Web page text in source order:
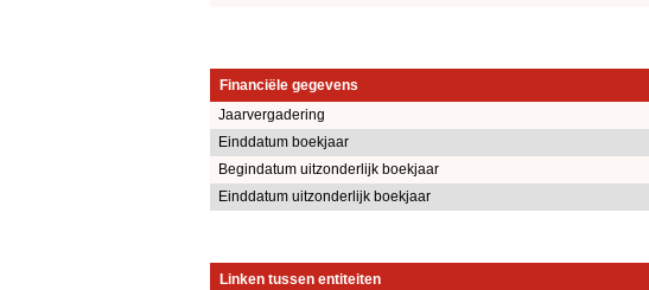
Financiële gegevens
Jaarvergadering
Einddatum boekjaar
Begindatum uitzonderlijk boekjaar
Einddatum uitzonderlijk boekjaar
Linken tussen entiteiten